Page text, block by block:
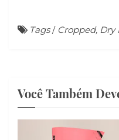
Tags/ Cropped,
Você Também